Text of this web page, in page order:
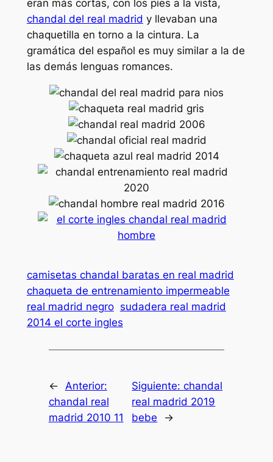
eran más cortas, con los pies a la vista,
chandal del real madrid y llevaban una
chaquetilla en torno a la cintura. La
gramática del español es muy similar a la de
las demás lenguas romances.
camisetas chandal baratas en real madrid
chaqueta de entrenamiento impermeable
real madrid negro sudadera real madrid
2014 el corte ingles
←
Anterior:
chandal real
madrid 2010 11
Siguiente:chandal
real madrid 2019
bebe
→